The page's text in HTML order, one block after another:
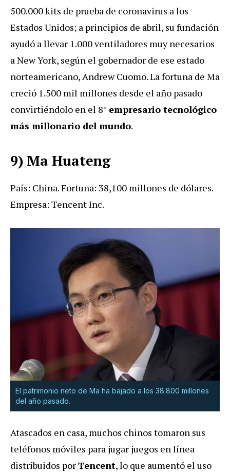
500.000 kits de prueba de coronavirus a los
Estados Unidos; a principios de abril, su fundación
ayudó a llevar 1.000 ventiladores muy necesarios
a New York, según el gobernador de ese estado
norteamericano, Andrew Cuomo. La fortuna de Ma
creció 1.500 mil millones desde el año pasado
convirtiéndolo en el 8° empresario tecnológico
más millonario del mundo.
9) Ma Huateng
País: China. Fortuna: 38,100 millones de dólares.
Empresa: Tencent Inc.
El patrimonio neto de Ma ha bajado a los 38.800 millones
del año pasado.
Atascados en casa, muchos chinos tomaron sus
teléfonos móviles para jugar juegos en línea
distribuidos porTencent, lo que aumentó el uso